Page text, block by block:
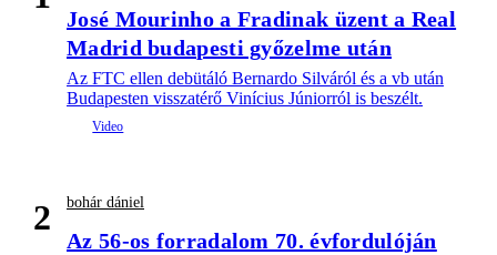
José Mourinho a Fradinak üzent a Real
Madrid budapesti győzelme után
Az FTC ellen debütáló Bernardo Silváról és a vb után
Budapesten visszatérő Vinícius Júniorról is beszélt.
2 bohár dániel
Az 56-os forradalom 70. évfordulóján